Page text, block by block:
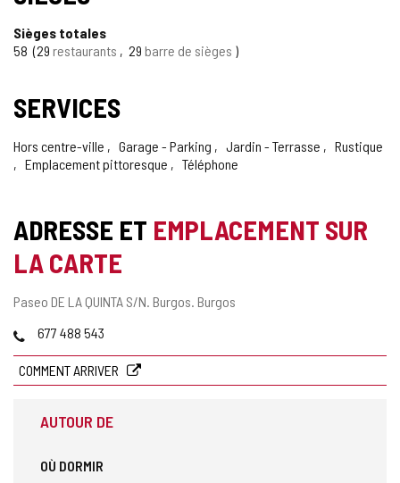
Sièges totales
58 29 restaurants 29 barre de sièges
SERVICES
Hors centre-ville Garage - Parking Jardin - Terrasse
Rustique
Emplacement pittoresque
Téléphone
ADRESSE ET EMPLACEMENT SUR
LA CARTE
Adresse
Paseo DE LA QUINTA S/N. Burgos. Burgos
Téléphones
677 488 543
COMMENT ARRIVER
AUTOUR DE
OÙ DORMIR